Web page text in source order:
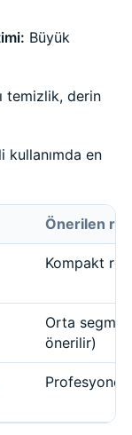
Büyük
temizlik, derin
kullanımda en
Önerilen
Kompakt
Orta
önerilir)
Profesyonel